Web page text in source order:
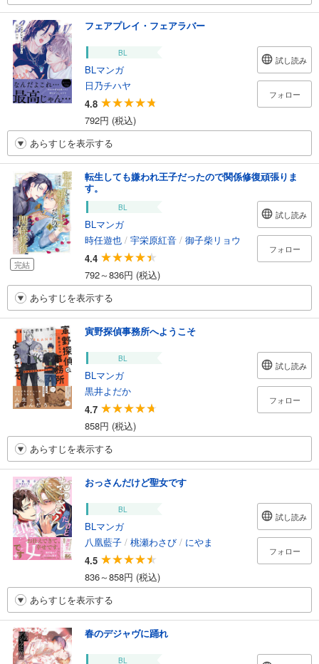
フェアプレイ・フェアラバー
BL
BLマンガ
日乃チハヤ
4.8
792円 (税込)
試し読み
フォロー
あらすじを表示する
完結
転生しても嫌われ王子だったので関係修復頑張りま
す。
BL
BLマンガ
時任遊也 / 宇栄原紅音 / 御子柴リョウ
4.4
792～836円 (税込)
試し読み
フォロー
あらすじを表示する
寅野探偵事務所へようこそ
BL
BLマンガ
黒井よだか
4.7
858円 (税込)
試し読み
フォロー
あらすじを表示する
おっさんだけど聖女です
BL
BLマンガ
八凰藍子 / 桃瀬わさび / にやま
4.5
836～858円 (税込)
試し読み
フォロー
あらすじを表示する
春のデジャヴに踊れ
BL